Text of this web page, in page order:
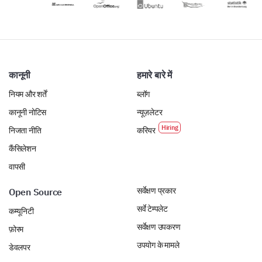
कानूनी
नियम और शर्तें
कानूनी नोटिस
निजता नीति
कैंसिलेशन
वापसी
हमारे बारे में
ब्लॉग
न्यूज़लेटर
करियर
Open Source
कम्यूनिटी
फ़ोरम
डेवलपर
सर्वेक्षण प्रकार
सर्वे टेम्पलेट
सर्वेक्षण उपकरण
उपयोग के मामले